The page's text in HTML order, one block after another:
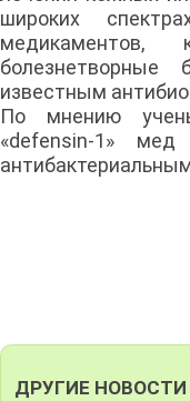
широких
медикаментов,
болезнетворные
известным
По мнению
«defensin-1»
ДРУГИЕ